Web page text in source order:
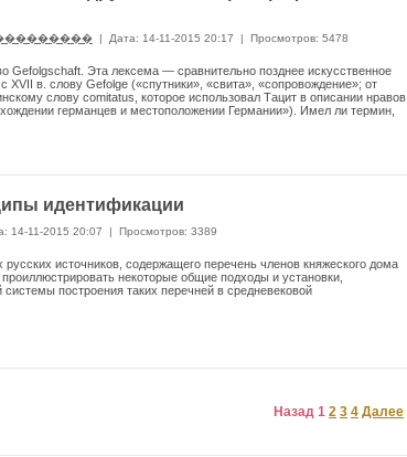
| Дата: 14-11-2015 20:17 | Просмотров: 5478
Gefolgschaft. Эта лексема — сравнительно позднее искусственное
в. слову Gefolge («спутники», «свита», «сопровождение»; от
слову comitatus, которое использовал Тацит в описании нравов,
германцев и местоположении Герма­нии»). Имел ли термин,
идентификации
14-11-2015 20:07 | Просмотров: 3389
источников, содержащего перечень членов княжеского дома
некоторые общие подходы и установки,
построения таких перечней в средневековой
Назад 1 2 3 4 Далее